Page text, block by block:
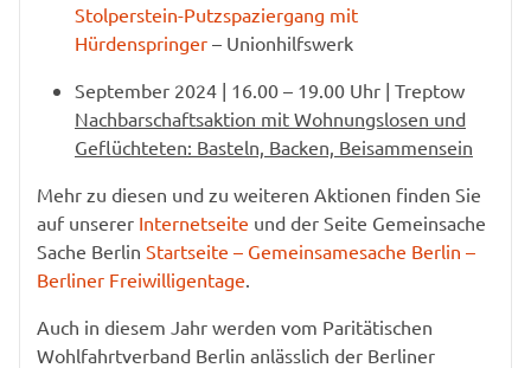
Stolperstein-Putzspaziergang mit
Hürdenspringer – Unionhilfswerk
September 2024 | 16.00 – 19.00 Uhr | Treptow
Nachbarschaftsaktion mit Wohnungslosen und
Geflüchteten: Basteln, Backen, Beisammensein
Mehr zu diesen und zu weiteren Aktionen finden Sie
auf unserer Internetseite und der Seite Gemeinsache
Sache Berlin Startseite – Gemeinsamesache Berlin –
Berliner Freiwilligentage
Auch in diesem Jahr werden vom Paritätischen
Wohlfahrtverband Berlin anlässlich der Berliner